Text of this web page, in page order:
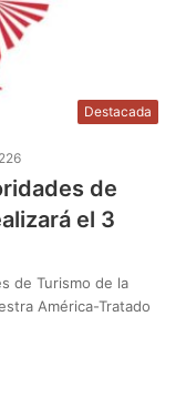
Destacada
226
de
el 3
de Turismo de la
América-Tratado